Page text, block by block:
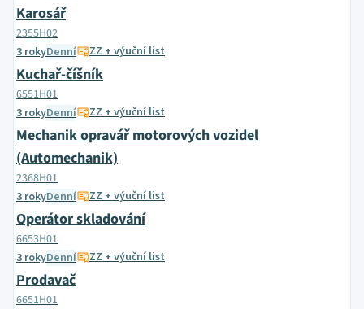
Karosář
2355H02
3 rokyDenní ZZ + výuční list
Kuchař-číšník
6551H01
3 rokyDenní ZZ + výuční list
Mechanik opravář motorových vozidel
(Automechanik)
2368H01
3 rokyDenní ZZ + výuční list
Operátor skladování
6653H01
3 rokyDenní ZZ + výuční list
Prodavač
6651H01